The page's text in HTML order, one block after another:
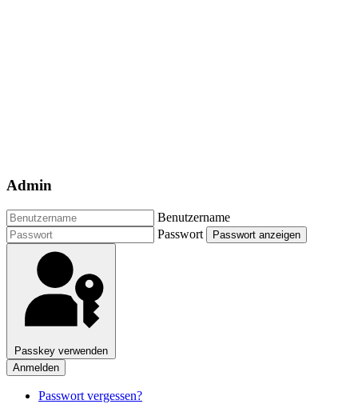
Admin
Benutzername
Passwort
Passwort anzeigen
Passkey verwenden
Anmelden
Passwort vergessen?